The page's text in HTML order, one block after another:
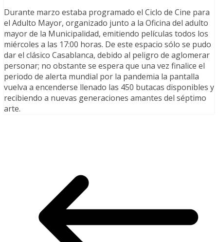
Durante marzo estaba programado el Ciclo de Cine para
el Adulto Mayor, organizado junto a la Oficina del adulto
mayor de la Municipalidad, emitiendo películas todos los
miércoles a las 17:00 horas. De este espacio sólo se pudo
dar el clásico Casablanca, debido al peligro de aglomerar
personar; no obstante se espera que una vez finalice el
periodo de alerta mundial por la pandemia la pantalla
vuelva a encenderse llenado las 450 butacas disponibles y
recibiendo a nuevas generaciones amantes del séptimo
arte.